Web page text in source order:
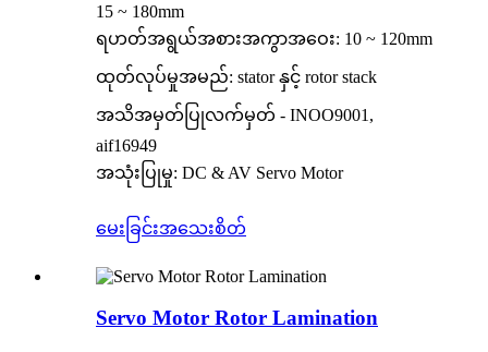
15 ~ 180mm
ရဟတ်အရွယ်အစားအကွာအဝေး: 10 ~ 120mm
ထုတ်လုပ်မှုအမည်: stator နှင့် rotor stack
အသိအမှတ်ပြုလက်မှတ် - INOO9001,
aif16949
အသုံးပြုမှု: DC & AV Servo Motor
မေးခြင်းအသေးစိတ်
Servo Motor Rotor Lamination